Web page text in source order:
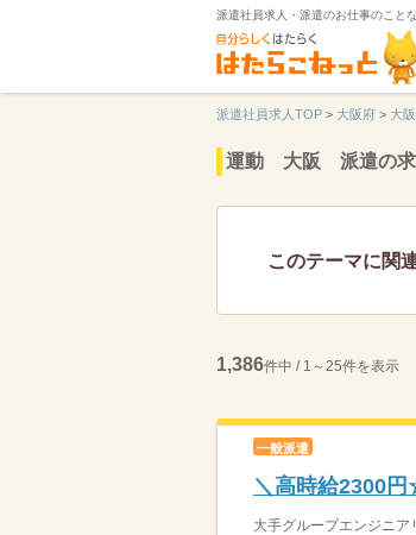
派遣社員求人・派遣のお仕事のこと
派遣社員求人TOP > 大阪府 > 大
運動 大阪 派遣の求
このテーマに関
1,386件中 / 1～25件を表示
一般派遣
＼高時給2300
大手グループエンジニ